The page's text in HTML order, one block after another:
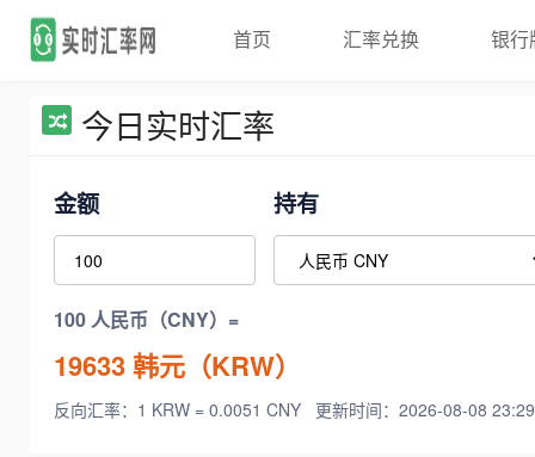
首页 汇率兑换 银行
今日实时汇率
金额 持有
100 人民币（CNY）=
19633韩元（KRW）
反向汇率：1 KRW = 0.0051 CNY 更新时间：2026-08-08